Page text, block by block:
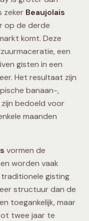
zeker Beaujolais
op de derde
komt. Deze
een
gisten in een
Het resultaat zijn
banaan-,
bedoeld voor
maanden
vormen de
worden vaak
gisting
structuur dan de
toegankelijk, maar
twee jaar te